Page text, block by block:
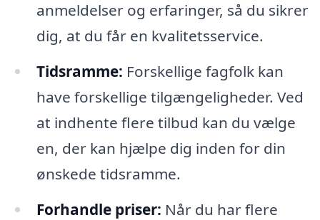
anmeldelser og erfaringer, så du sikrer
dig, at du får en kvalitetsservice.
Tidsramme: Forskellige fagfolk kan
have forskellige tilgængeligheder. Ved
at indhente flere tilbud kan du vælge
en, der kan hjælpe dig inden for din
ønskede tidsramme.
Forhandle priser: Når du har flere